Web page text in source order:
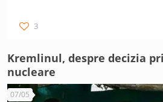
3
Kremlinul, despre decizia
nucleare
07/05